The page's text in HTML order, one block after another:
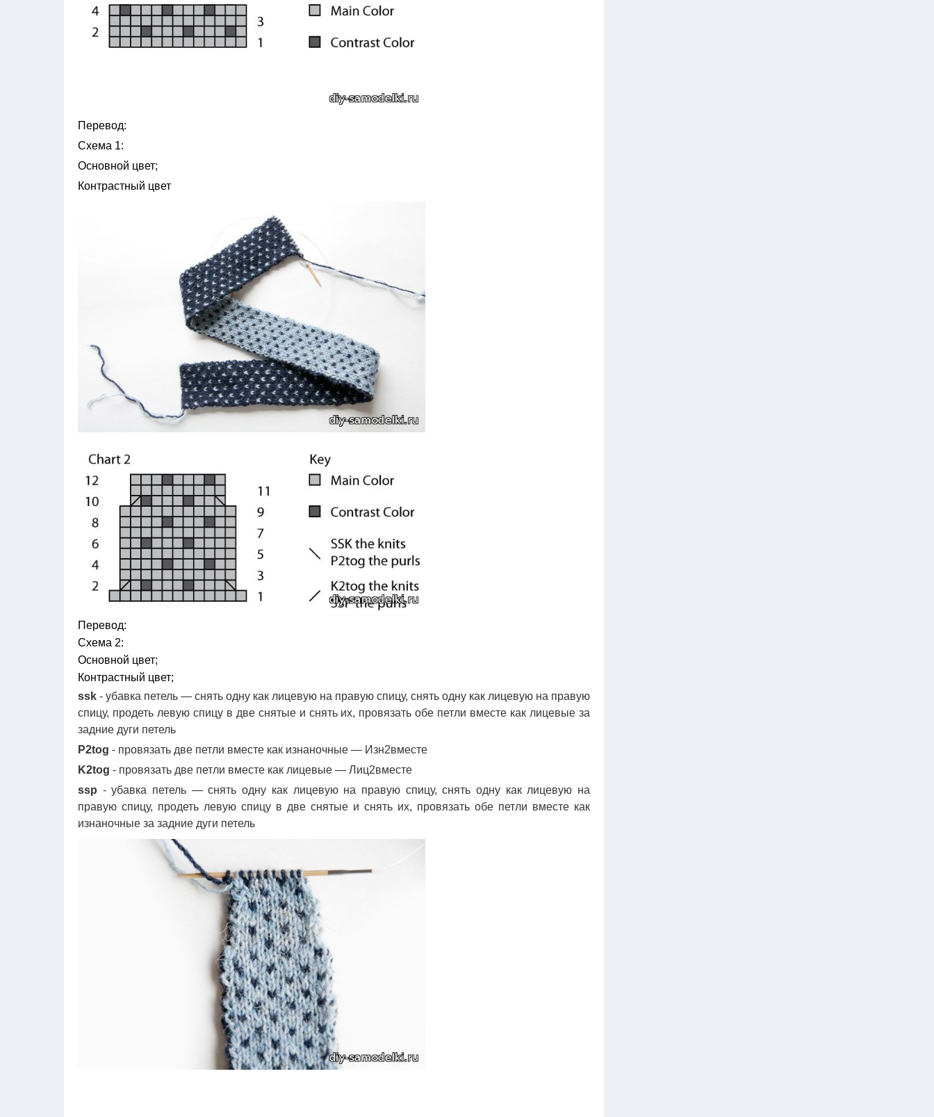
Перевод:
Схема 1:
Основной цвет;
Контрастный цвет
Перевод:
Схема 2:
Основной цвет;
Контрастный цвет;
ssk - убавка петель — снять одну как лицевую на правую спицу, снять одну как лицевую на правую
спицу, продеть левую спицу в две снятые и снять их, провязать обе петли вместе как лицевые за
задние дуги петель
P2tog - провязать две петли вместе как изнаночные — Изн2вместе
K2tog - провязать две петли вместе как лицевые — Лиц2вместе
ssp - убавка петель — снять одну как лицевую на правую спицу, снять одну как лицевую на
правую спицу, продеть левую спицу в две снятые и снять их, провязать обе петли вместе как
изнаночные за задние дуги петель